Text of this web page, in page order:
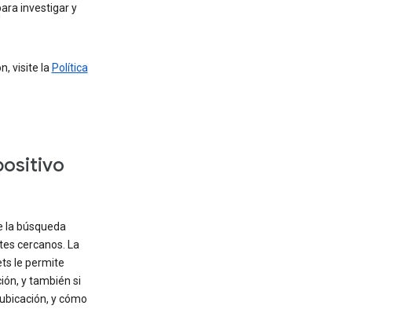
investigar y
visite la Política
la búsqueda
cercanos. La
le permite
y también si
y cómo